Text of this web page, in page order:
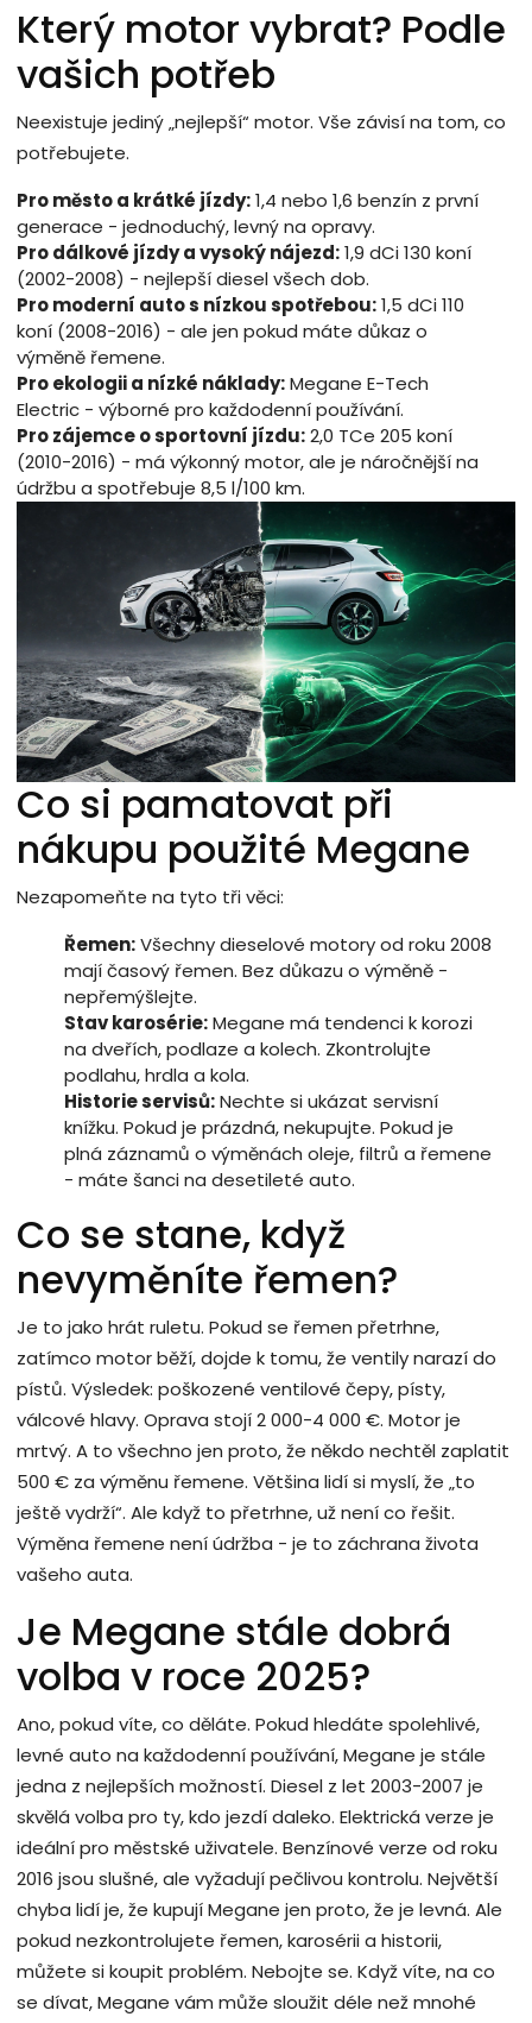
Který motor vybrat? Podle
vašich potřeb
Neexistuje jediný „nejlepší“ motor. Vše závisí na tom, co
potřebujete.
Pro město a krátké jízdy:1,4 nebo 1,6 benzín z první
generace - jednoduchý, levný na opravy.
Pro dálkové jízdy a vysoký nájezd:1,9 dCi 130 koní
(2002-2008) - nejlepší diesel všech dob.
Pro moderní auto s nízkou spotřebou:1,5 dCi 110
koní (2008-2016) - ale jen pokud máte důkaz o
výměně řemene.
Pro ekologii a nízké náklady:Megane E-Tech
Electric - výborné pro každodenní používání.
Pro zájemce o sportovní jízdu:2,0 TCe 205 koní
(2010-2016) - má výkonný motor, ale je náročnější na
údržbu a spotřebuje 8,5 l/100 km.
Co si pamatovat při
nákupu použité Megane
Nezapomeňte na tyto tři věci:
Řemen:Všechny dieselové motory od roku 2008
mají časový řemen. Bez důkazu o výměně -
nepřemýšlejte.
Stav karosérie:Megane má tendenci k korozi
na dveřích, podlaze a kolech. Zkontrolujte
podlahu, hrdla a kola.
Historie servisů:Nechte si ukázat servisní
knížku. Pokud je prázdná, nekupujte. Pokud je
plná záznamů o výměnách oleje, filtrů a řemene
- máte šanci na desetileté auto.
Co se stane, když
nevyměníte řemen?
Je to jako hrát ruletu. Pokud se řemen přetrhne,
zatímco motor běží, dojde k tomu, že ventily narazí do
pístů. Výsledek: poškozené ventilové čepy, písty,
válcové hlavy. Oprava stojí 2 000-4 000 €. Motor je
mrtvý. A to všechno jen proto, že někdo nechtěl zaplatit
500 € za výměnu řemene. Většina lidí si myslí, že „to
ještě vydrží“. Ale když to přetrhne, už není co řešit.
Výměna řemene není údržba - je to záchrana života
vašeho auta.
Je Megane stále dobrá
volba v roce 2025?
Ano, pokud víte, co děláte. Pokud hledáte spolehlivé,
levné auto na každodenní používání, Megane je stále
jedna z nejlepších možností. Diesel z let 2003-2007 je
skvělá volba pro ty, kdo jezdí daleko. Elektrická verze je
ideální pro městské uživatele. Benzínové verze od roku
2016 jsou slušné, ale vyžadují pečlivou kontrolu. Největší
chyba lidí je, že kupují Megane jen proto, že je levná. Ale
pokud nezkontrolujete řemen, karosérii a historii,
můžete si koupit problém. Nebojte se. Když víte, na co
se dívat, Megane vám může sloužit déle než mnohé